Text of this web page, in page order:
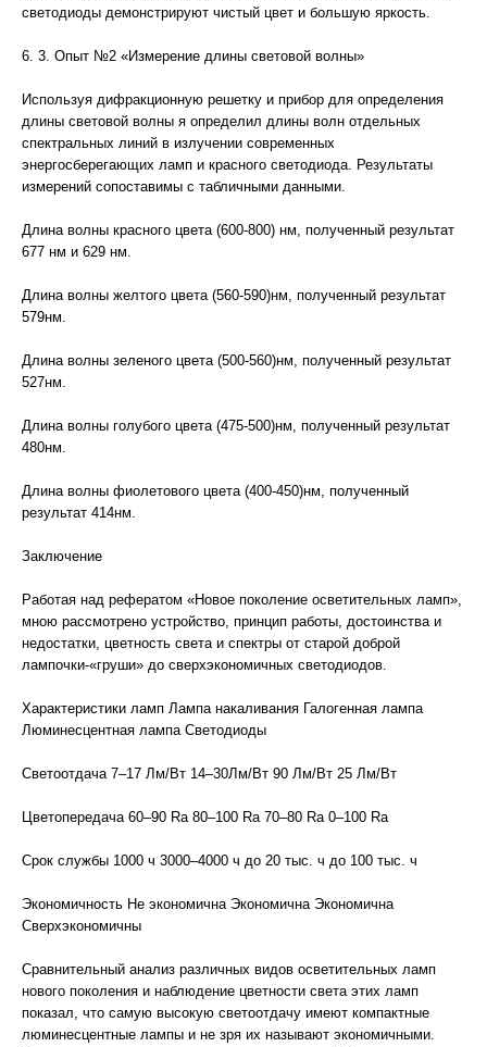
светодиоды демонстрируют чистый цвет и большую яркость.
6. 3. Опыт №2 «Измерение длины световой волны»
Используя дифракционную решетку и прибор для определения
длины световой волны я определил длины волн отдельных
спектральных линий в излучении современных
энергосберегающих ламп и красного светодиода. Результаты
измерений сопоставимы с табличными данными.
Длина волны красного цвета (600-800) нм, полученный результат
677 нм и 629 нм.
Длина волны желтого цвета (560-590)нм, полученный результат
579нм.
Длина волны зеленого цвета (500-560)нм, полученный результат
527нм.
Длина волны голубого цвета (475-500)нм, полученный результат
480нм.
Длина волны фиолетового цвета (400-450)нм, полученный
результат 414нм.
Заключение
Работая над рефератом «Новое поколение осветительных ламп»,
мною рассмотрено устройство, принцип работы, достоинства и
недостатки, цветность света и спектры от старой доброй
лампочки-«груши» до сверхэкономичных светодиодов.
Характеристики ламп Лампа накаливания Галогенная лампа
Люминесцентная лампа Светодиоды
Светоотдача 7–17 Лм/Вт 14–30Лм/Вт 90 Лм/Вт 25 Лм/Вт
Цветопередача 60–90 Ra 80–100 Ra 70–80 Ra 0–100 Ra
Срок службы 1000 ч 3000–4000 ч до 20 тыс. ч до 100 тыс. ч
Экономичность Не экономична Экономична Экономична
Сверхэкономичны
Сравнительный анализ различных видов осветительных ламп
нового поколения и наблюдение цветности света этих ламп
показал, что самую высокую светоотдачу имеют компактные
люминесцентные лампы и не зря их называют экономичными.